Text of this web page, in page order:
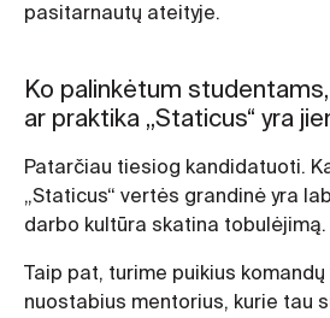
pasitarnautų ateityje.
Ko palinkėtum
ar praktika „Staticus“ yra
Patarčiau tiesiog kandidatuoti.
„Staticus“ vertės grandinė yra
darbo kultūra skatina tobulėjimą.
Taip pat, turime puikius
nuostabius mentorius, kurie tau